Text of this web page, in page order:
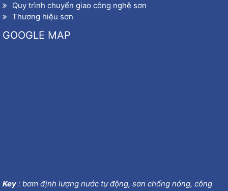
Quy trình chuyển giao công nghệ sơn
Thương hiệu sơn
GOOGLE MAP
Key : bơm định lượng nước tự động, sơn chống nóng, công